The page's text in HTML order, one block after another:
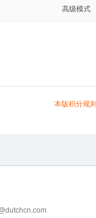
高级模式
本版积分规则